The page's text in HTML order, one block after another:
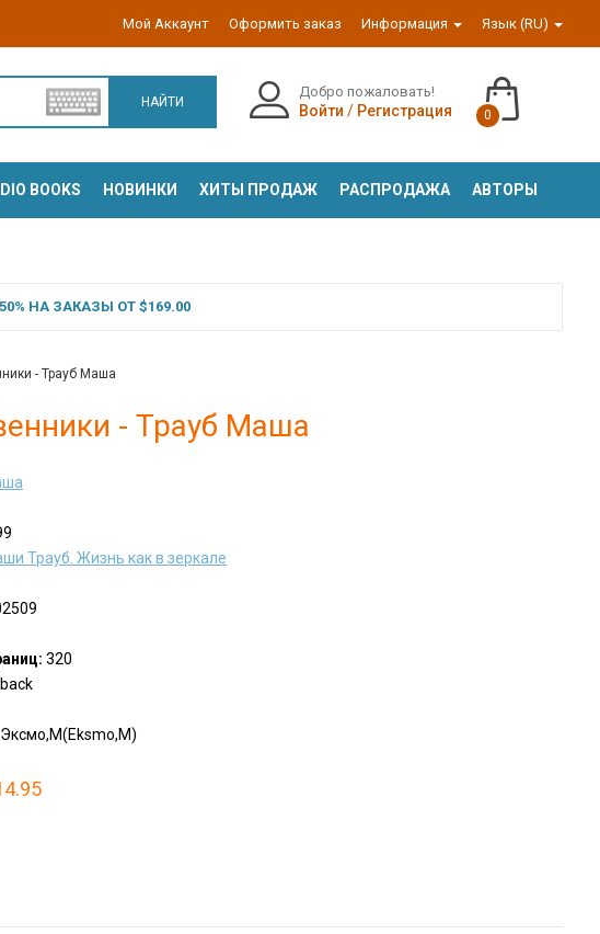
Мой Аккаунт Оформить заказ Информация Язык (RU)
НАЙТИ
Добро пожаловать!
Войти / Регистрация 0
BOOKS НОВИНКИ ХИТЫ ПРОДАЖ РАСПРОДАЖА АВТОРЫ
НА ЗАКАЗЫ ОТ $169.00
- Трауб Маша
- Трауб Маша
Трауб. Жизнь как в зеркале
320
Эксмо,М(Eksmo,M)